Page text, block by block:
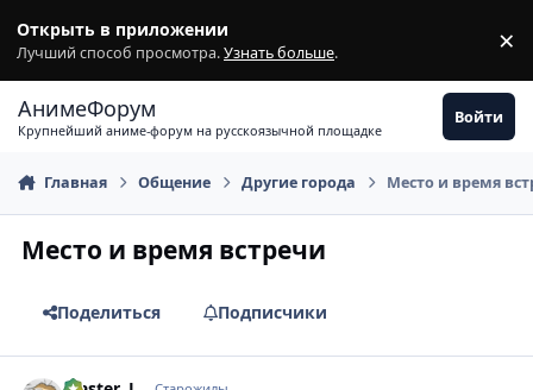
Открыть в приложении
Лучший способ просмотра.Узнать больше. ×
АнимеФорум
Крупнейший аниме-форум на русскоязычной площадке
Войти
Главная Общение Другие города Место и время
Место и время встречи
Поделиться Подписчики